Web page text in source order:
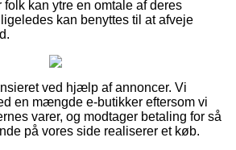
folk kan ytre en omtale af deres
kan benyttes til at afveje
ved hjælp af annoncer. Vi
en mængde e-butikker eftersom vi
varer, og modtager betaling for så
på vores side realiserer et køb.